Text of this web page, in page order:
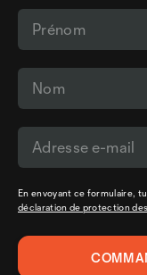
En envoyant ce formulaire,
déclaration de protection